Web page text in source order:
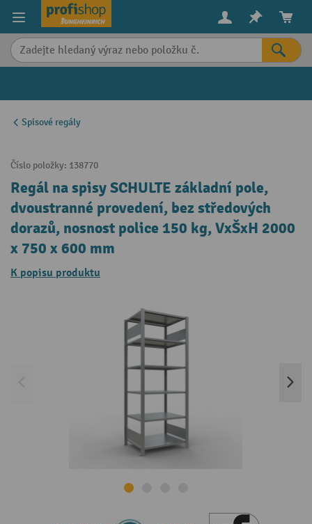
content
Spisové regály
Číslo položky: 138770
Regál na spisy SCHULTE základní pole,
dvoustranné provedení, bez středových
dorazů, nosnost police 150 kg, VxŠxH 2000
x 750 x 600 mm
K popisu produktu